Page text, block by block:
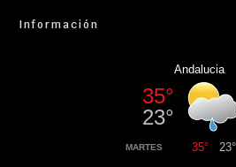
Información